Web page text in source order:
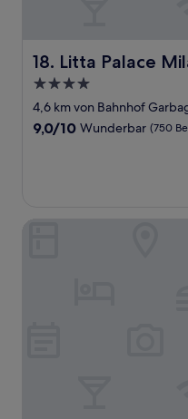
18. Litta Palace
Litta Palace Milano
4.0-
Sterne-
Unterkunft
4,6 km von Bahnhof
9.0
9,0/10 Wunderbar (750